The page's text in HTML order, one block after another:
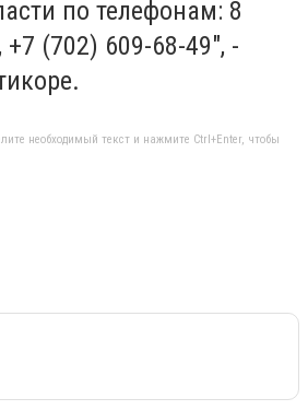
по телефонам: 8
(702) 609-68-49", -
необходимый текст и нажмите Ctrl+Enter, чтобы